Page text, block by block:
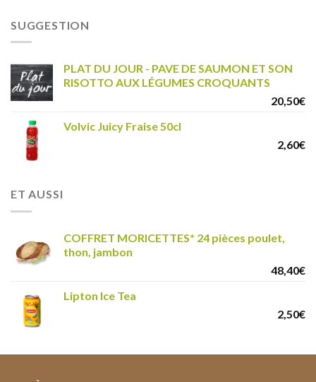
SUGGESTION
PLAT DU JOUR - PAVE DE SAUMON ET SON
RISOTTO AUX LÉGUMES CROQUANTS
20,50€
Volvic Juicy Fraise 50cl
2,60€
ET AUSSI
COFFRET MORICETTES* 24 pièces poulet,
thon, jambon
48,40€
Lipton Ice Tea
2,50€